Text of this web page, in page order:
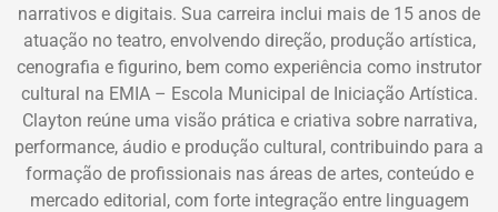
narrativos e digitais. Sua carreira inclui mais de 15 anos de
atuação no teatro, envolvendo direção, produção artística,
cenografia e figurino, bem como experiência como instrutor
cultural na EMIA – Escola Municipal de Iniciação Artística.
Clayton reúne uma visão prática e criativa sobre narrativa,
performance, áudio e produção cultural, contribuindo para a
formação de profissionais nas áreas de artes, conteúdo e
mercado editorial, com forte integração entre linguagem